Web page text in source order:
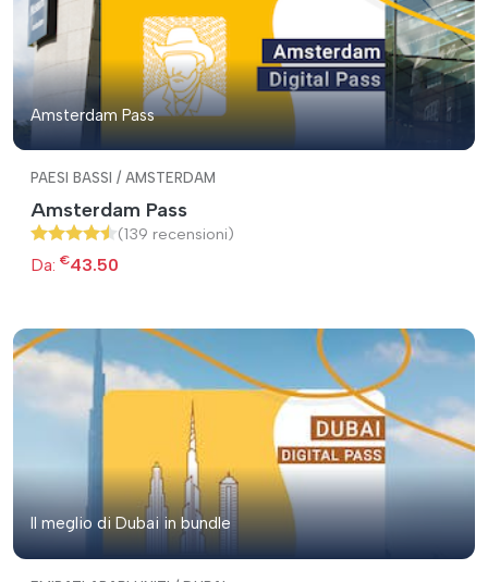
Amsterdam Pass
PAESI BASSI / AMSTERDAM
Amsterdam Pass
(139 recensioni)
Da: €43.50
Il meglio di Dubai in bundle